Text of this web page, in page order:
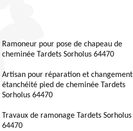
Ramoneur pour pose de chapeau de
cheminée Tardets Sorholus 64470
Artisan pour réparation et changement
étanchéité pied de cheminée Tardets
Sorholus 64470
Travaux de ramonage Tardets Sorholus
64470